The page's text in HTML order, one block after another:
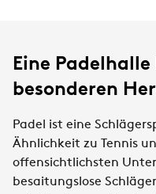
Eine
besonderen
Padel ist eine
Ähnlichkeit zu Tennis
offensichtlichsten
besaitungslose